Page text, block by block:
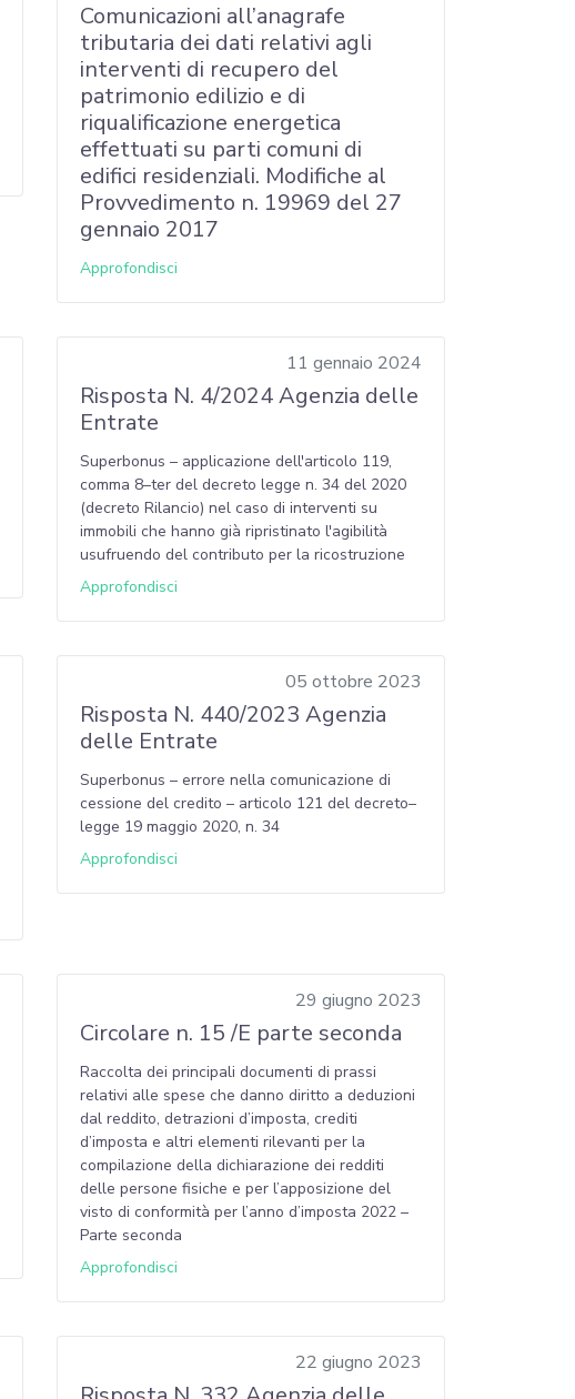
Comunicazioni all’anagrafe
tributaria dei dati relativi agli
interventi di recupero del
patrimonio edilizio e di
riqualificazione energetica
effettuati su parti comuni di
edifici residenziali. Modifiche al
Provvedimento n. 19969 del 27
gennaio 2017
Approfondisci
11 gennaio 2024
Risposta N. 4/2024 Agenzia delle
Entrate
Superbonus – applicazione dell'articolo 119,
comma 8–ter del decreto legge n. 34 del 2020
(decreto Rilancio) nel caso di interventi su
immobili che hanno già ripristinato l'agibilità
usufruendo del contributo per la ricostruzione
Approfondisci
05 ottobre 2023
Risposta N. 440/2023 Agenzia
delle Entrate
Superbonus – errore nella comunicazione di
cessione del credito – articolo 121 del decreto–
legge 19 maggio 2020, n. 34
Approfondisci
29 giugno 2023
Circolare n. 15 /E parte seconda
Raccolta dei principali documenti di prassi
relativi alle spese che danno diritto a deduzioni
dal reddito, detrazioni d’imposta, crediti
d’imposta e altri elementi rilevanti per la
compilazione della dichiarazione dei redditi
delle persone fisiche e per l’apposizione del
visto di conformità per l’anno d’imposta 2022 –
Parte seconda
Approfondisci
22 giugno 2023